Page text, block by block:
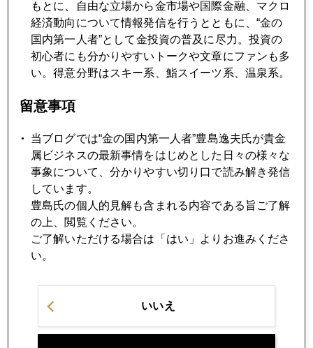
2013年08月30日
シリア緊迫 どこまで上がる原油価格
シリア情勢と原油価格
2013年08月28日
「９月波乱相場」の口火を切る円高
2013年08月27日
シリア巡る米露ミニ冷戦 切迫化
もとに、自由な立場から金市場や国際金融、マクロ
経済動向について情報発信を行うとともに、“金の
国内第一人者”として金投資の普及に尽力。投資の
初心者にも分かりやすいトークや文章にファンも多
い。得意分野はスキー系、鮨スイーツ系、温泉系。
留意事項
当ブログでは“金の国内第一人者”豊島逸夫氏が貴金
属ビジネスの最新事情をはじめとした日々の様々な
事象について、分かりやすい切り口で読み解き発信
しています。
豊島氏の個人的見解も含まれる内容である旨ご了解
の上、閲覧ください。
ご了解いただける場合は「はい」よりお進みくださ
い。
いいえ